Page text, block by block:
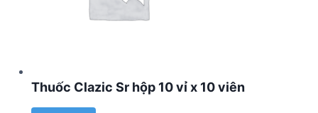
Thuốc Clazic Sr hộp 10 vỉ x 10 viên